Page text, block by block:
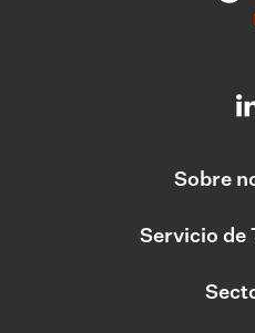
Sobre
Servicio de